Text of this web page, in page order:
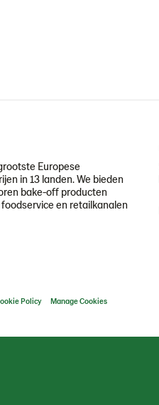
Europese
in 13 landen. We bieden
bake-off producten
en retailkanalen
Policy Manage Cookies